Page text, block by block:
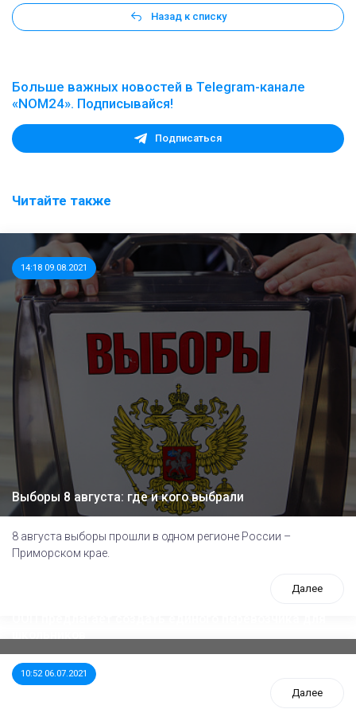
Назад к списку
Больше важных новостей в Telegram-канале
«NOM24». Подписывайся!
Подписаться
Читайте также
14:18 09.08.2021
Выборы 8 августа: где и кого выбрали
8 августа выборы прошли в одном регионе России –
Приморском крае.
Далее
10:52 06.07.2021
Далее